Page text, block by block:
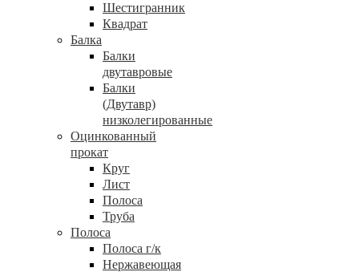
Шестигранник
Квадрат
Балка
Балки
двутавровые
Балки
(Двутавр)
низколегированные
Оцинкованный
прокат
Круг
Лист
Полоса
Труба
Полоса
Полоса г/к
Нержавеющая